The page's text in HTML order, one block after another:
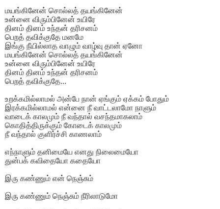
மயங்கினேன் சொல்லத் தயங்கினேன்
உன்னை விரும்பினேன் உயிரே
தினம் தினம் உந்தன் தரிசனம்
பெறத் தவிக்குதே மனமே
இங்கு நீயில்லாத வாழும் வாழ்வு தான் ஏனோ
மயங்கினேன் சொல்லத் தயங்கினேன்
உன்னை விரும்பினேன் உயிரே
தினம் தினம் உந்தன் தரிசனம்
பெறத் தவிக்குதே...
உறக்கமில்லாமல் அன்பே நான் ஏங்கும் ஏக்கம் போதும்
இரக்கமில்லாமல் என்னை நீ வாட்டலாமோ நாளும்
வாடைக் காலமும் நீ வந்தால் வசந்தமாகலாம்
கொதித்திருக்கும் கோடைக் காலமும்
நீ வந்தால் குளிர்ச்சி காணலாம்
எந்நாளும் தனிமையே எனது நிலைமையோ
துன்பக் கவிதையோ கதையோ
இரு கண்ணும் என் நெஞ்சும்
இரு கண்ணும் நெஞ்சும் நீரிலாடுமோ